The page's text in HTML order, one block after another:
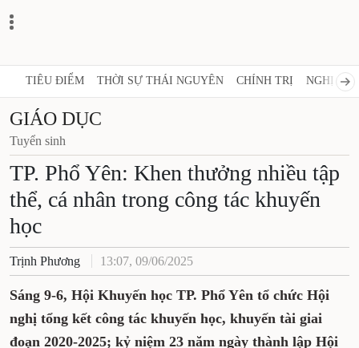
TIÊU ĐIỂM THỜI SỰ THÁI NGUYÊN CHÍNH TRỊ NGHỊ
GIÁO DỤC
Tuyển sinh
TP. Phổ Yên: Khen thưởng nhiều tập
thể, cá nhân trong công tác khuyến
học
Trịnh Phương 13:07, 09/06/2025
Sáng 9-6, Hội Khuyến học TP. Phổ Yên tổ chức Hội
nghị tổng kết công tác khuyến học, khuyến tài giai
đoạn 2020-2025; kỷ niệm 23 năm ngày thành lập Hội